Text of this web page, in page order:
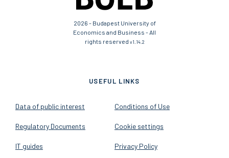
2026 - Budapest University of
Economics and Business - All
rights reserved v1.14.2
USEFUL LINKS
Data of public interest
Regulatory Documents
IT guides
Conditions of Use
Cookie settings
Privacy Policy